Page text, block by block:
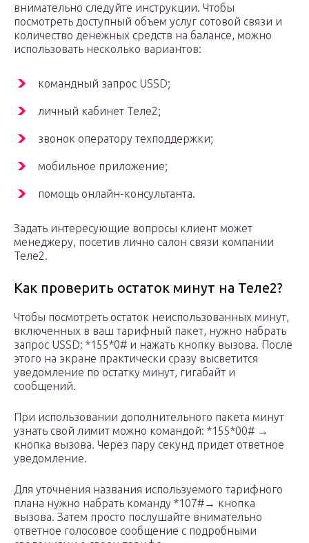
внимательно следуйте инструкции. Чтобы
посмотреть доступный объем услуг сотовой связи и
количество денежных средств на балансе, можно
использовать несколько вариантов:
командный запрос USSD;
личный кабинет Теле2;
звонок оператору техподдержки;
мобильное приложение;
помощь онлайн-консультанта.
Задать интересующие вопросы клиент может
менеджеру, посетив лично салон связи компании
Теле2.
Как проверить остаток минут на Теле2?
Чтобы посмотреть остаток неиспользованных минут,
включенных в ваш тарифный пакет, нужно набрать
запрос USSD: *155*0# и нажать кнопку вызова. После
этого на экране практически сразу высветится
уведомление по остатку минут, гигабайт и
сообщений.
При использовании дополнительного пакета минут
узнать свой лимит можно командой: *155*00# →
кнопка вызова. Через пару секунд придет ответное
уведомление.
Для уточнения названия используемого тарифного
плана нужно набрать команду *107#→ кнопка
вызова. Затем просто послушайте внимательно
ответное голосовое сообщение с подробными